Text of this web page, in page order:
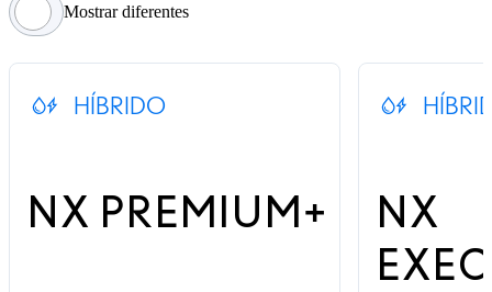
Mostrar diferentes
HÍBRIDO
NX PREMIUM+
NX